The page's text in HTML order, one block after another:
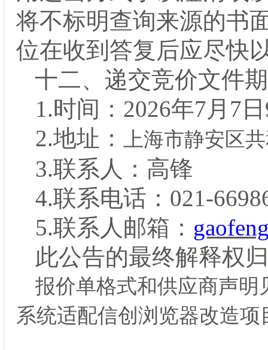
将不标明查询来源的书
位在收到答复后应尽快
十二、 递交竞价文件
1.时间： 2026年7月7
2.地址：
上海市静安区
3.联系人：高锋
4.联系电话：021-
5.联系人邮箱：
此公告的最终解释权归
报价单格式和供应商声明
系统适配信创浏览器改造项